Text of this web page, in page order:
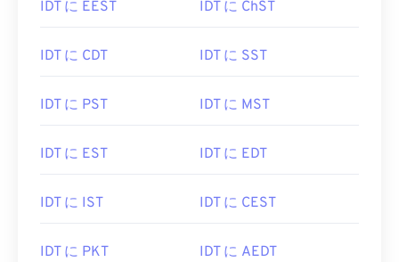
IDT に EEST IDT に ChST
IDT に CDT IDT に SST
IDT に PST IDT に MST
IDT に EST IDT に EDT
IDT に IST IDT に CEST
IDT に PKT IDT に AEDT